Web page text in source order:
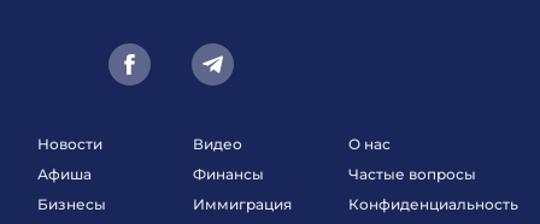
Новости
Афиша
Бизнесы
Видео
Финансы
Иммиграция
О нас
Частые вопросы
Конфиденциальность